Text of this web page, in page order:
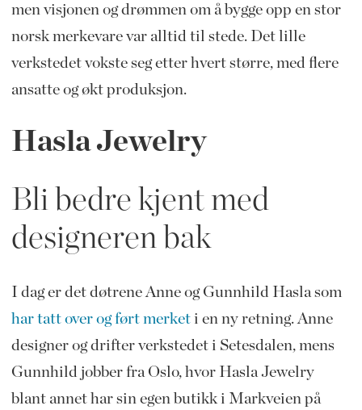
men visjonen og drømmen om å bygge opp en stor
norsk merkevare var alltid til stede. Det lille
verkstedet vokste seg etter hvert større, med flere
ansatte og økt produksjon.
Hasla Jewelry
Bli bedre kjent med
designeren bak
I dag er det døtrene Anne og Gunnhild Hasla som
har tatt over og ført merketi en ny retning. Anne
designer og drifter verkstedet i Setesdalen, mens
Gunnhild jobber fra Oslo, hvor Hasla Jewelry
blant annet har sin egen butikk i Markveien på